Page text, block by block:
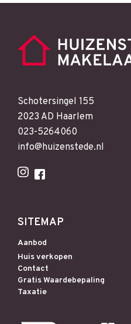
Schotersingel 155
2023 AD Haarlem
023-5264060
info@huizenstede.nl
SITEMAP
Aanbod
Huis verkopen
Contact
Gratis Waardebepaling
Taxatie